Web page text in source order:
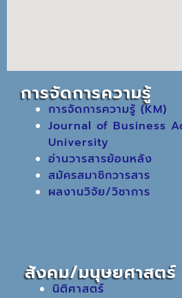
การจัดการความรู้
การจัดการความรู้ (KM)
Journal of Business
University
อ่านวารสารย้อนหลัง
สมัครสมาชิกวารสาร
ผลงานวิจัย/วิชาการ
สังคม/มนุษยศาสตร์
นิติศาสตร์